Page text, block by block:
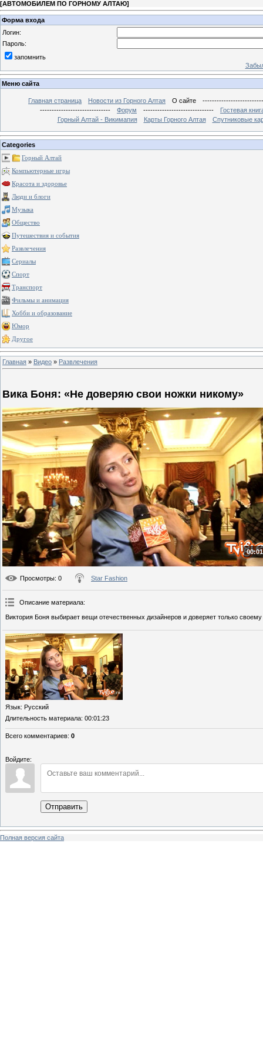
[АВТОМОБИЛЕМ ПО ГОРНОМУ АЛТАЮ]
Форма входа
Логин:
Пароль:
запомнить
Меню сайта
Главная страница Новости из Горного Алтая О сайте
------------------------------
Форум ------------------------------
Гостевая
Горный Алтай - Викимапия
Карты Горного Алтая Спутниковые
Categories
Горный Алтай
Компьютерные игры
Красота и здоровье
Люди и блоги
Музыка
Общество
Путешествия и события
Развлечения
Сериалы
Спорт
Транспорт
Фильмы и анимация
Хобби и образование
Юмор
Другое
Главная » Видео » Развлечения
Вика Боня: «Не доверяю свои ножки никому»
Просмотры: 0 Star Fashion
Описание материала:
Виктория Боня выбирает вещи отечественных дизайнеров и доверяет только своему
Язык: Русский
Длительность материала: 00:01:23
Всего комментариев: 0
Войдите:
Отправить
Полная версия сайта